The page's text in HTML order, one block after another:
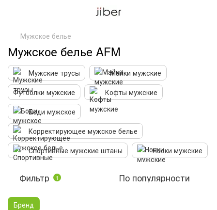
Мужское белье
Мужское белье AFM
Мужские трусы
Майки мужские
Футболки мужские
Кофты мужские
Боди мужское
Корректирующее мужское белье
Спортивные мужские штаны
Носки мужские
Фильтр 1 По популярности
Бренд